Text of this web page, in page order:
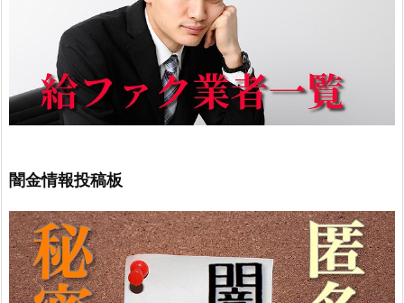
闇金情報投稿板